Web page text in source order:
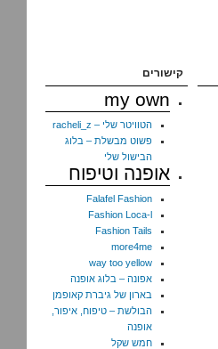
קישורים
my own
הטוויטר שלי – racheli_z
פשוט מבשלת – בלוג
הבישול שלי
אופנה וטיפוח
Falafel Fashion
Fashion Loca-l
Fashion Tails
more4me
way too yellow
אפונה – בלוג אופנה
בארון של גיברת קאופמן
הבולשת – טיפוח, איפור,
אופנה
חמש שקל